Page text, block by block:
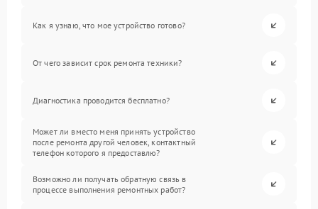
Как я узнаю, что мое устройство готово?
От чего зависит срок ремонта техники?
Диагностика проводится бесплатно?
Может ли вместо меня принять устройство
после ремонта другой человек, контактный
телефон которого я предоставлю?
Возможно ли получать обратную связь в
процессе выполнения ремонтных работ?